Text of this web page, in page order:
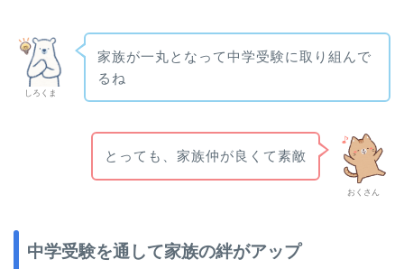
しろくま
家族が一丸となって中学受験に取り組んで
るね
おくさん
とっても、家族仲が良くて素敵
中学受験を通して家族の絆がアップ